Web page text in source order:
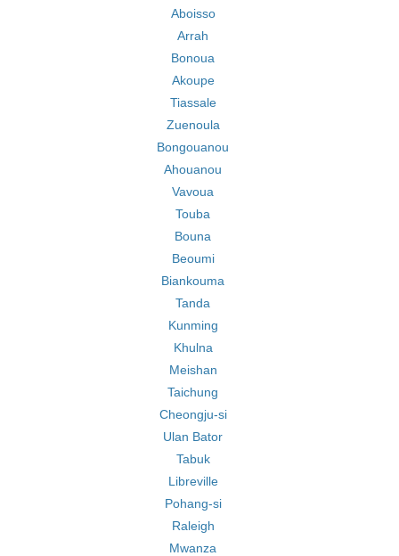
Aboisso
Arrah
Bonoua
Akoupe
Tiassale
Zuenoula
Bongouanou
Ahouanou
Vavoua
Touba
Bouna
Beoumi
Biankouma
Tanda
Kunming
Khulna
Meishan
Taichung
Cheongju-si
Ulan Bator
Tabuk
Libreville
Pohang-si
Raleigh
Mwanza